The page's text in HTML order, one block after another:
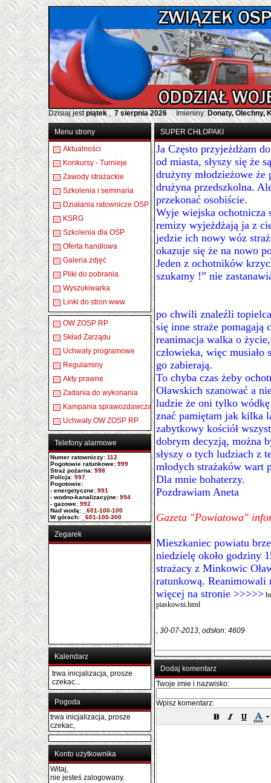
Dzisiaj jestpiątek,7 sierpnia 2026 Imieniny:Donaty, Olechny,
Menu strony
Aktualności
Konkursy - Turnieje
Zawody strażackie
Szkolenia i seminaria
Działania ratownicze OSP
KSRG
Szkolenia dla OSP
Oferta handlowa
Galeria zdjęć
Pliki do pobrania
Wyszukiwarka
Linki do stron www
OW ZOSP RP
Skład Zarządu
Uchwały programowe
Regulaminy
Akty prawne
Zadania do wykonania
Kampania sprawozdawcza
Uchwały OW ZOSP RP
Telefony alarmowe
Numer ratowniczy: 112
Pogotowie ratunkowe: 999
Straż pożarna: 998
Policja: 997
Pogotowie:
- energetyczne: 991
- wodno-kanalizacyjne: 994
- gazowe: 992
Nad wodą: _601-100-100
W górach: _601-100-300
Zegarek
Kalendarz
trwa inicjalizacja, prosze
czekac...
Pogoda
trwa inicjalizacja, prosze
czekac,
Konto użytkownika
Witaj,
nie jesteś zalogowany.
SUPER CHŁOPAKI
Ja Często przyjeżdżam
od miasta, słyszy się że
drużyny młodzieżowe że
drużyna przedszkolna.
przekonać osobiście.
Wyje wiejska ochotnicza
remizy wyjeżdżają ja z
jedzie ich nowy wóz
okazuje się że na nowo
Jeden z ochotników
szukamy !” nie
po chwili znaleźli
się inne straże pomagają
reanimacja walka o
człowieka, więc musiało
go zabierają.
To chyba czas żeby
Oławskich szanować a
ludzie że oni tylko
znać pamiętam jak kilka
zabytkowy kościół
dobrym decyzją, można
słyszy o tych ludziach z
młodych strażaków
Dla mnie bohaterzy.
Pozdrawiam Aneta
Gazeta "Powiatowa"
Mieszkaniec powiatu
niedzielę około godziny
strażacy z Minkowic
ratunkową.
więcej na stronie >>>>>
piaskowni.html
, 30-07-2013, odsłon: 4609
Dodaj komentarz
Twoje imie i nazwisko:
Wpisz komentarz: